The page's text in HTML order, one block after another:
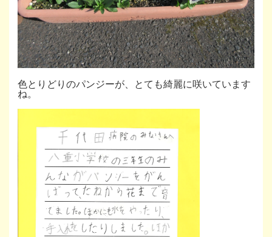
色とりどりのパンジーが、とても綺麗に咲いています
ね。